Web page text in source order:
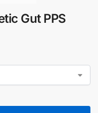
Gut PPS